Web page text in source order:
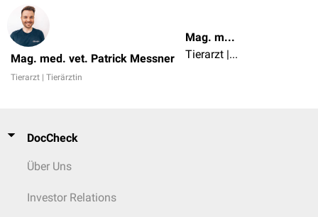
Mag. med. vet. Patrick Messner
Tierarzt | Tierärztin
Mag. med. vet. Patrick Messner
Tierarzt | Tierärztin
DocCheck
Über Uns
Investor Relations